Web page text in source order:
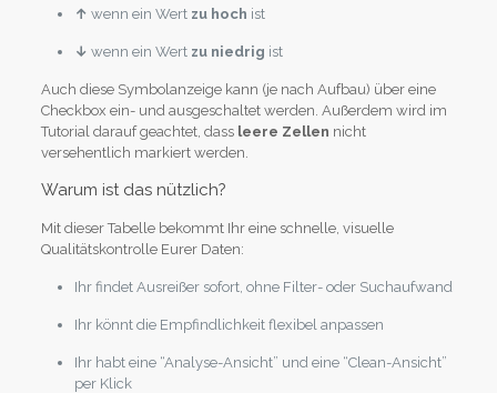
↑ wenn ein Wert zu hoch ist
↓ wenn ein Wert zu niedrig ist
Auch diese Symbolanzeige kann (je nach Aufbau) über eine
Checkbox ein- und ausgeschaltet werden. Außerdem wird im
Tutorial darauf geachtet, dass leere Zellen nicht
versehentlich markiert werden.
Warum ist das nützlich?
Mit dieser Tabelle bekommt Ihr eine schnelle, visuelle
Qualitätskontrolle Eurer Daten:
Ihr findet Ausreißer sofort, ohne Filter- oder Suchaufwand
Ihr könnt die Empfindlichkeit flexibel anpassen
Ihr habt eine “Analyse-Ansicht” und eine “Clean-Ansicht”
per Klick